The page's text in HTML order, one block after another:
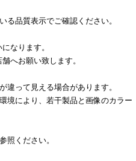
品質表示でご確認ください。
なります。
へお願い致します。
って見える場合があります。
境により、若干製品と画像のカラー
照ください。